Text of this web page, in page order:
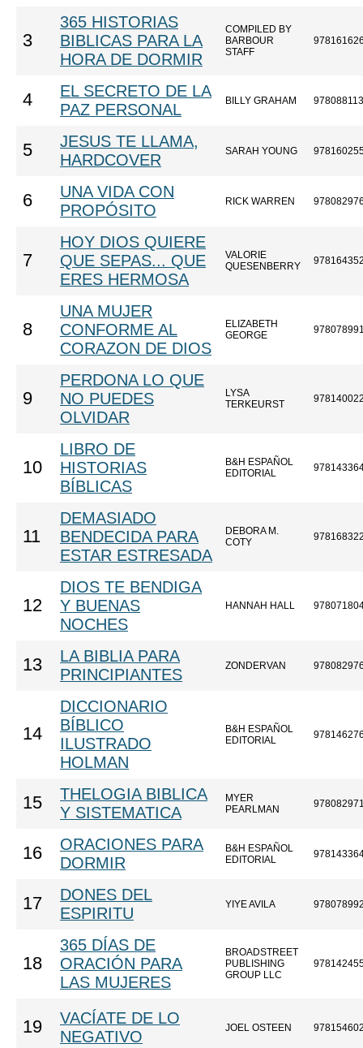
3
365 HISTORIAS
BIBLICAS PARA LA
HORA DE DORMIR
COMPILED BY
BARBOUR
STAFF
4
EL SECRETO DE LA
PAZ PERSONAL
BILLY GRAHAM
5
JESUS TE LLAMA,
HARDCOVER
SARAH YOUNG
6
UNA VIDA CON
PROPÓSITO
RICK WARREN
7
HOY DIOS QUIERE
QUE SEPAS... QUE
ERES HERMOSA
VALORIE
QUESENBERRY
8
UNA MUJER
CONFORME AL
CORAZON DE DIOS
ELIZABETH
GEORGE
9
PERDONA LO QUE
NO PUEDES
OLVIDAR
LYSA
TERKEURST
10
LIBRO DE
HISTORIAS
BÍBLICAS
B&H ESPAÑOL
EDITORIAL
11
DEMASIADO
BENDECIDA PARA
ESTAR ESTRESADA
DEBORA M.
COTY
12
DIOS TE BENDIGA
Y BUENAS
NOCHES
HANNAH HALL
13
LA BIBLIA PARA
PRINCIPIANTES
ZONDERVAN
14
DICCIONARIO
BÍBLICO
ILUSTRADO
HOLMAN
B&H ESPAÑOL
EDITORIAL
15
THELOGIA BIBLICA
Y SISTEMATICA
MYER
PEARLMAN
16
ORACIONES PARA
DORMIR
B&H ESPAÑOL
EDITORIAL
17
DONES DEL
ESPIRITU
YIYE AVILA
18
365 DÍAS DE
ORACIÓN PARA
LAS MUJERES
BROADSTREET
PUBLISHING
GROUP LLC
19
VACÍATE DE LO
NEGATIVO
JOEL OSTEEN